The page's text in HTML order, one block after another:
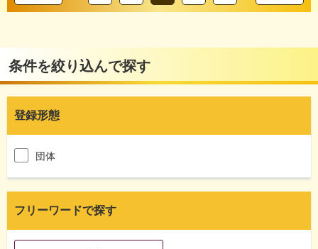
条件を絞り込んで探す
登録形態
団体
フリーワードで探す